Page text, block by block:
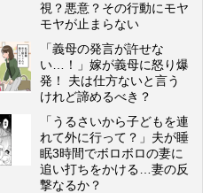
視？悪意？その行動にモヤ
モヤが止まらない
「義母の発言が許せな
い…！」嫁が義母に怒り爆
発！ 夫は仕方ないと言う
けれど諦めるべき？
「うるさいから子どもを連
れて外に行って？」夫が睡
眠3時間でボロボロの妻に
追い打ちをかける…妻の反
撃なるか？